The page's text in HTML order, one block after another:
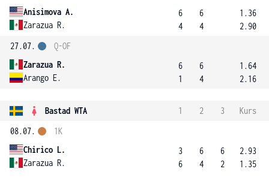
Anisimova A.
Zarazua R.
6
4
6
4
1.36
2.90
27.07.
Zarazua R.
Arango E.
Q-OF
6
1
6
4
1.64
2.16
Bastad WTA 1 2 3
Kurs
08.07.
Chirico L.
Zarazua R.
1K
3
6
6
4
6
2
2.93
1.35